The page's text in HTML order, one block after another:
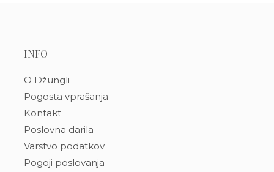
INFO
O Džungli
Pogosta vprašanja
Kontakt
Poslovna darila
Varstvo podatkov
Pogoji poslovanja